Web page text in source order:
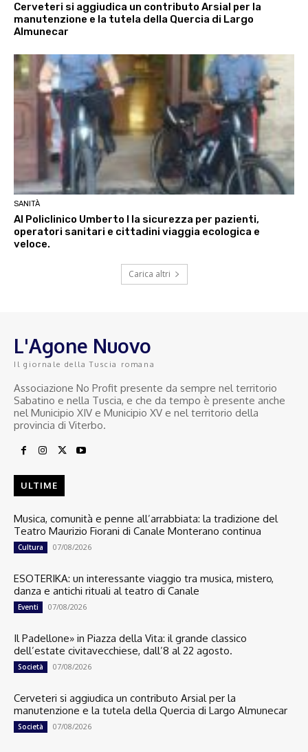
Cerveteri si aggiudica un contributo Arsial per la
manutenzione e la tutela della Quercia di Largo
Almunecar
SANITÀ
Al Policlinico Umberto I la sicurezza per pazienti,
operatori sanitari e cittadini viaggia ecologica e
veloce.
Carica altri
L'Agone Nuovo
Il giornale della Tuscia romana
Associazione No Profit presente da sempre nel territorio
Sabatino e nella Tuscia, e che da tempo è presente anche
nel Municipio XIV e Municipio XV e nel territorio della
provincia di Viterbo.
ULTIME
Musica, comunità e penne all’arrabbiata: la tradizione del
Teatro Maurizio Fiorani di Canale Monterano continua
Cultura 07/08/2026
ESOTERIKA: un interessante viaggio tra musica, mistero,
danza e antichi rituali al teatro di Canale
Eventi 07/08/2026
Il Padellone» in Piazza della Vita: il grande classico
dell’estate civitavecchiese, dall’8 al 22 agosto.
Società 07/08/2026
Cerveteri si aggiudica un contributo Arsial per la
manutenzione e la tutela della Quercia di Largo Almunecar
Società 07/08/2026